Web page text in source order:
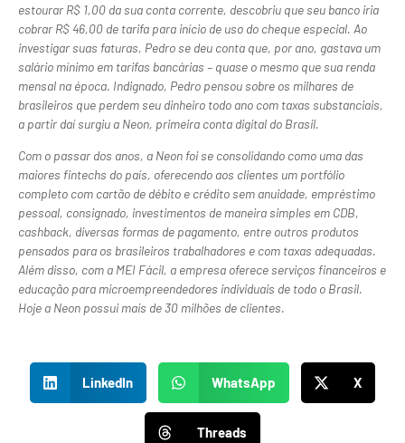
estourar R$ 1,00 da sua conta corrente, descobriu que seu banco iria
cobrar R$ 46,00 de tarifa para início de uso do cheque especial. Ao
investigar suas faturas, Pedro se deu conta que, por ano, gastava um
salário mínimo em tarifas bancárias – quase o mesmo que sua renda
mensal na época. Indignado, Pedro pensou sobre os milhares de
brasileiros que perdem seu dinheiro todo ano com taxas substanciais,
a partir daí surgiu a Neon, primeira conta digital do Brasil.
Com o passar dos anos, a Neon foi se consolidando como uma das
maiores fintechs do país, oferecendo aos clientes um portfólio
completo com cartão de débito e crédito sem anuidade, empréstimo
pessoal, consignado, investimentos de maneira simples em CDB,
cashback, diversas formas de pagamento, entre outros produtos
pensados para os brasileiros trabalhadores e com taxas adequadas.
Além disso, com a MEI Fácil, a empresa oferece serviços financeiros e
educação para microempreendedores individuais de todo o Brasil.
Hoje a Neon possui mais de 30 milhões de clientes.
LinkedIn WhatsApp X
Threads